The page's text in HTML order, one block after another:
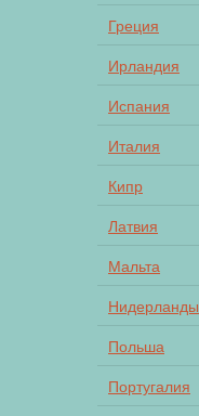
Греция
Ирландия
Испания
Италия
Кипр
Латвия
Мальта
Нидерланды
Польша
Португалия